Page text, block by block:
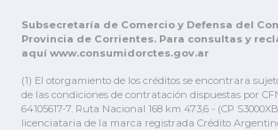
Subsecretaría de Comercio y Defensa del
Provincia de Corrientes. Para consultas y
aquí www.consumidorctes.gov.ar
(1) El otorgamiento de los créditos se encontrara
de las condiciones de contratación dispuestas por
64105617-7. Ruta Nacional 168 km 473,6 - (CP
licenciataria de la marca registrada Crédito